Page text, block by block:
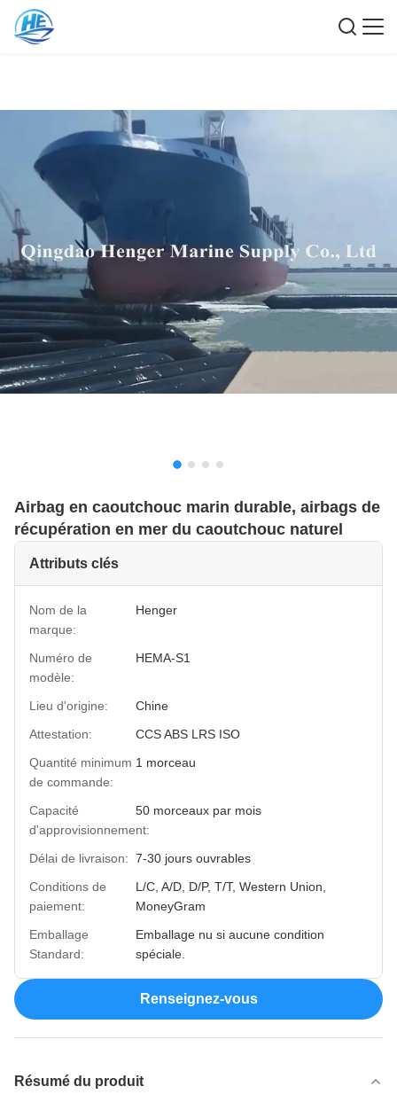
Airbag en caoutchouc marin durable, airbags de
récupération en mer du caoutchouc naturel
Attributs clés
Nom de la
marque:
Henger
Numéro de
modèle:
HEMA-S1
Lieu d'origine:
Chine
Attestation:
CCS ABS LRS ISO
Quantité minimum
de commande:
1 morceau
Capacité
d'approvisionnement:
50 morceaux par mois
Délai de livraison: 7-30 jours ouvrables
Conditions de
paiement:
L/C, A/D, D/P, T/T, Western Union,
MoneyGram
Emballage
Standard:
Emballage nu si aucune condition
spéciale.
Renseignez-vous
Résumé du produit